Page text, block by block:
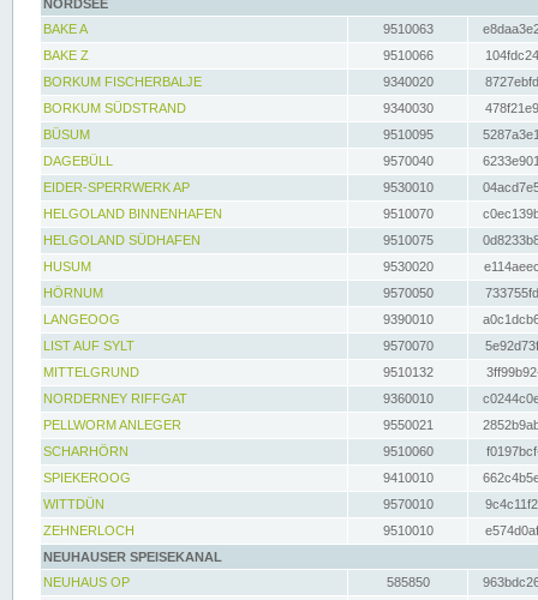
NORDSEE
BAKE A
9510063
BAKE Z
9510066
BORKUM FISCHERBALJE
9340020
BORKUM SÜDSTRAND
9340030
BÜSUM
9510095
DAGEBÜLL
9570040
EIDER-SPERRWERK AP
9530010
HELGOLAND BINNENHAFEN
9510070
HELGOLAND SÜDHAFEN
9510075
HUSUM
9530020
HÖRNUM
9570050
LANGEOOG
9390010
LIST AUF SYLT
9570070
MITTELGRUND
9510132
NORDERNEY RIFFGAT
9360010
PELLWORM ANLEGER
9550021
SCHARHÖRN
9510060
SPIEKEROOG
9410010
WITTDÜN
9570010
ZEHNERLOCH
9510010
NEUHAUSER SPEISEKANAL
NEUHAUS OP
585850